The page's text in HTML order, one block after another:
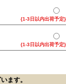
{1-3日以内出荷予定}
{1-3日以内出荷予定}
ます。